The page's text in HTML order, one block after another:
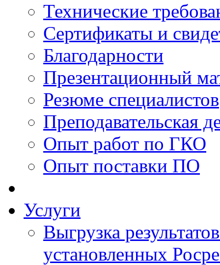
Технические
Сертификаты и
Благодарности
Презентационный
Резюме специалистов
Преподавательская
Опыт работ по ГКО
Опыт поставки ПО
Услуги
Выгрузка
установленных